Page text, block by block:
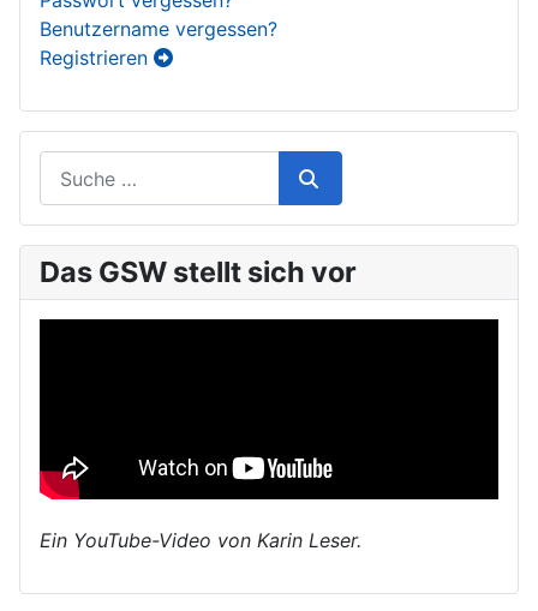
Benutzername vergessen?
Registrieren
Das GSW stellt sich vor
Ein YouTube-Video von Karin Leser.